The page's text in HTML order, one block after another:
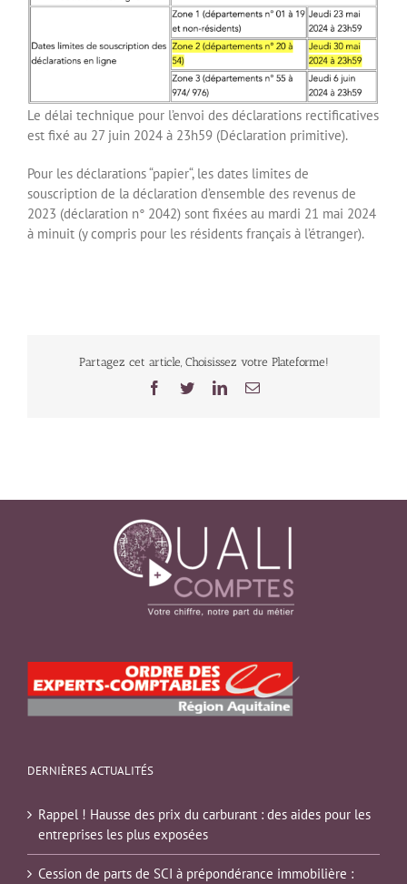
Le délai technique pour l’envoi des déclarations rectificatives
est fixé au 27 juin 2024 à 23h59 (Déclaration primitive).
Pour les déclarations “papier“, les dates limites de
souscription de la déclaration d’ensemble des revenus de
2023 (déclaration n° 2042) sont fixées au mardi 21 mai 2024
à minuit (y compris pour les résidents français à l’étranger).
Partagez cet article, Choisissez votre Plateforme!
Facebook
TwitterLinkedInEmail
DERNIÈRES ACTUALITÉS
Rappel ! Hausse des prix du carburant : des aides pour les
entreprises les plus exposées
Cession de parts de SCI à prépondérance immobilière :